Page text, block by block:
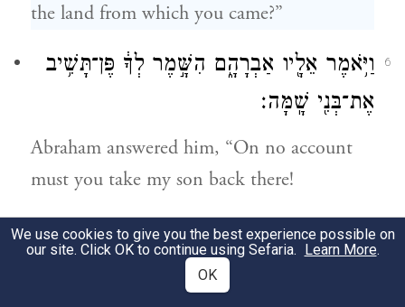
the land from which you came?”
6
וַיֹּ֥אמֶר אֵלָ֖יו אַבְרָהָ֑ם הִשָּׁ֣מֶר לְךָ֔ פֶּן־תָּשִׁ֥יב
אֶת־בְּנִ֖י שָֽׁמָּה׃
Abraham answered him, “On no account
must you take my son back there!
7 יְהֹוָ֣ה׀אֱלֹהֵ֣י הַשָּׁמַ֗יִם אֲשֶׁ֨ר לְקָחַ֜נִי מִבֵּ֣ית
אָבִי֮ וּמֵאֶ֣רֶץ מֽוֹלַדְתִּי֒ וַאֲשֶׁ֨ר דִּבֶּר־לִ֜י וַאֲשֶׁ֤ר
We use cookies to give you the best experience possible on
our site. Click OK to continue using Sefaria. Learn More.
OK